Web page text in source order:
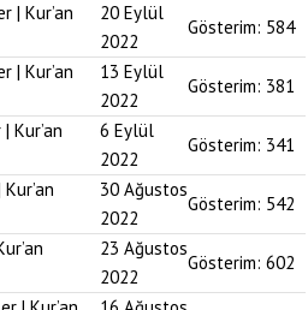
| Kur’an
20 Eylül
2022
Gösterim: 584
| Kur’an
13 Eylül
2022
Gösterim: 381
Kur’an
6 Eylül
2022
Gösterim: 341
30 Ağustos
2022
Gösterim: 542
23 Ağustos
2022
Gösterim: 602